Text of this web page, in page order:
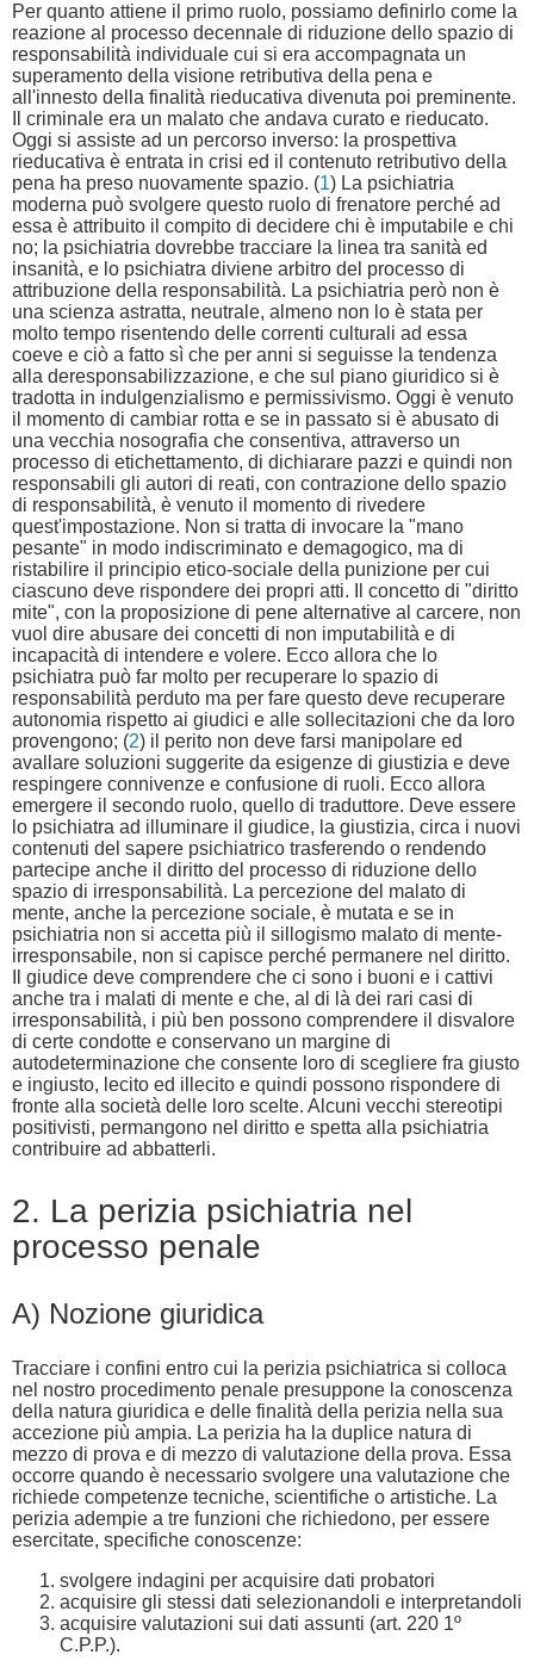
Per quanto attiene il primo ruolo, possiamo definirlo come la
reazione al processo decennale di riduzione dello spazio di
responsabilità individuale cui si era accompagnata un
superamento della visione retributiva della pena e
all'innesto della finalità rieducativa divenuta poi preminente.
Il criminale era un malato che andava curato e rieducato.
Oggi si assiste ad un percorso inverso: la prospettiva
rieducativa è entrata in crisi ed il contenuto retributivo della
pena ha preso nuovamente spazio. (1) La psichiatria
moderna può svolgere questo ruolo di frenatore perché ad
essa è attribuito il compito di decidere chi è imputabile e chi
no; la psichiatria dovrebbe tracciare la linea tra sanità ed
insanità, e lo psichiatra diviene arbitro del processo di
attribuzione della responsabilità. La psichiatria però non è
una scienza astratta, neutrale, almeno non lo è stata per
molto tempo risentendo delle correnti culturali ad essa
coeve e ciò a fatto sì che per anni si seguisse la tendenza
alla deresponsabilizzazione, e che sul piano giuridico si è
tradotta in indulgenzialismo e permissivismo. Oggi è venuto
il momento di cambiar rotta e se in passato si è abusato di
una vecchia nosografia che consentiva, attraverso un
processo di etichettamento, di dichiarare pazzi e quindi non
responsabili gli autori di reati, con contrazione dello spazio
di responsabilità, è venuto il momento di rivedere
quest'impostazione. Non si tratta di invocare la "mano
pesante" in modo indiscriminato e demagogico, ma di
ristabilire il principio etico-sociale della punizione per cui
ciascuno deve rispondere dei propri atti. Il concetto di "diritto
mite", con la proposizione di pene alternative al carcere, non
vuol dire abusare dei concetti di non imputabilità e di
incapacità di intendere e volere. Ecco allora che lo
psichiatra può far molto per recuperare lo spazio di
responsabilità perduto ma per fare questo deve recuperare
autonomia rispetto ai giudici e alle sollecitazioni che da loro
provengono; (2) il perito non deve farsi manipolare ed
avallare soluzioni suggerite da esigenze di giustizia e deve
respingere connivenze e confusione di ruoli. Ecco allora
emergere il secondo ruolo, quello di traduttore. Deve essere
lo psichiatra ad illuminare il giudice, la giustizia, circa i nuovi
contenuti del sapere psichiatrico trasferendo o rendendo
partecipe anche il diritto del processo di riduzione dello
spazio di irresponsabilità. La percezione del malato di
mente, anche la percezione sociale, è mutata e se in
psichiatria non si accetta più il sillogismo malato di mente-
irresponsabile, non si capisce perché permanere nel diritto.
Il giudice deve comprendere che ci sono i buoni e i cattivi
anche tra i malati di mente e che, al di là dei rari casi di
irresponsabilità, i più ben possono comprendere il disvalore
di certe condotte e conservano un margine di
autodeterminazione che consente loro di scegliere fra giusto
e ingiusto, lecito ed illecito e quindi possono rispondere di
fronte alla società delle loro scelte. Alcuni vecchi stereotipi
positivisti, permangono nel diritto e spetta alla psichiatria
contribuire ad abbatterli.
2. La perizia psichiatria nel
processo penale
A) Nozione giuridica
Tracciare i confini entro cui la perizia psichiatrica si colloca
nel nostro procedimento penale presuppone la conoscenza
della natura giuridica e delle finalità della perizia nella sua
accezione più ampia. La perizia ha la duplice natura di
mezzo di prova e di mezzo di valutazione della prova. Essa
occorre quando è necessario svolgere una valutazione che
richiede competenze tecniche, scientifiche o artistiche. La
perizia adempie a tre funzioni che richiedono, per essere
esercitate, specifiche conoscenze:
svolgere indagini per acquisire dati probatori
acquisire gli stessi dati selezionandoli e interpretandoli
acquisire valutazioni sui dati assunti (art. 220 1º
C.P.P.).